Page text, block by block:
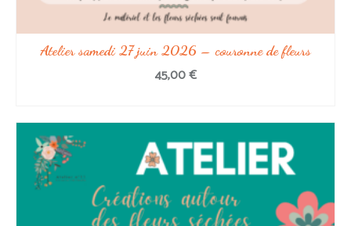
Atelier samedi 27 juin 2026 – couronne de fleurs
45,00€